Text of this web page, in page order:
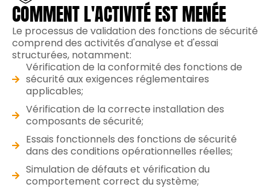
COMMENT L'ACTIVITÉ EST MENÉE
Le processus de validation des fonctions de sécurité
comprend des activités d'analyse et d'essai
structurées, notamment:
Vérification de la conformité des fonctions de
sécurité aux exigences réglementaires
applicables;
Vérification de la correcte installation des
composants de sécurité;
Essais fonctionnels des fonctions de sécurité
dans des conditions opérationnelles réelles;
Simulation de défauts et vérification du
comportement correct du système;